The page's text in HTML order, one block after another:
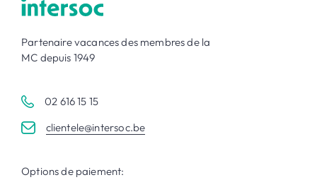
Partenaire vacances des membres de la
MC depuis 1949
02 616 15 15
clientele@intersoc.be
Options de paiement: